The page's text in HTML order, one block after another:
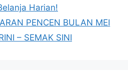
Harian!
PENCEN BULAN MEI
– SEMAK SINI